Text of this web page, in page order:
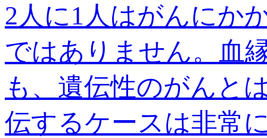
2人に1人はがんにか
ではありません。血
も、遺伝性のがんと
伝するケースは非常